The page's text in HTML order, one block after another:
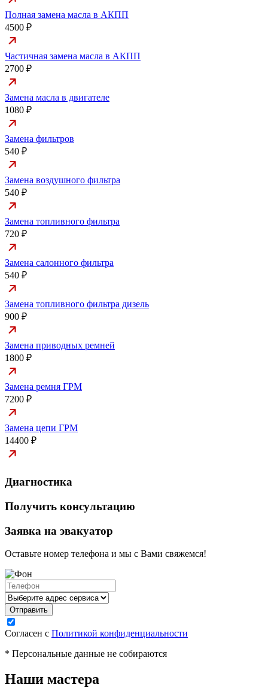
Полная замена масла в АКПП
4500 ₽
Частичная замена масла в АКПП
2700 ₽
Замена масла в двигателе
1080 ₽
Замена фильтров
540 ₽
Замена воздушного фильтра
540 ₽
Замена топливного фильтра
720 ₽
Замена салонного фильтра
540 ₽
Замена топливного фильтра дизель
900 ₽
Замена приводных ремней
1800 ₽
Замена ремня ГРМ
7200 ₽
Замена цепи ГРМ
14400 ₽
Диагностика
Получить консультацию
Заявка на эвакуатор
Оставьте номер телефона и мы с Вами свяжемся!
Согласен с Политикой конфиденциальности
* Персональные данные не собираются
Наши мастера